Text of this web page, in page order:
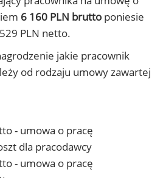
6 160 PLN brutto poniesie
PLN netto.
jakie pracownik
od rodzaju umowy zawartej
- umowa o pracę
dla pracodawcy
- umowa o pracę